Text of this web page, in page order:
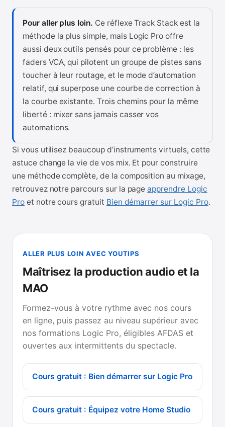
Pour aller plus loin. Ce réflexe Track Stack est la
méthode la plus simple, mais Logic Pro offre
aussi deux outils pensés pour ce problème : les
faders VCA, qui pilotent un groupe de pistes sans
toucher à leur routage, et le mode d’automation
relatif, qui superpose une courbe de correction à
la courbe existante. Trois chemins pour la même
liberté : mixer sans jamais casser vos
automations.
Si vous utilisez beaucoup d’instruments virtuels, cette
astuce change la vie de vos mix. Et pour construire
une méthode complète, de la composition au mixage,
retrouvez notre parcours sur la pageapprendre Logic
Proet notre cours gratuit Bien démarrer sur Logic Pro.
ALLER PLUS LOIN AVEC YOUTIPS
Maîtrisez la production audio et la
MAO
Formez-vous à votre rythme avec nos cours
en ligne, puis passez au niveau supérieur avec
nos formations Logic Pro, éligibles AFDAS et
ouvertes aux intermittents du spectacle.
Cours gratuit : Bien démarrer sur Logic Pro
Cours gratuit : Équipez votre Home Studio